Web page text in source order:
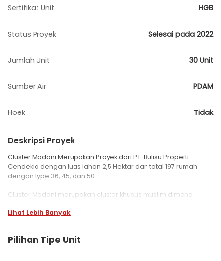
Sertifikat Unit HGB
Status Proyek Selesai pada 2022
Jumlah Unit 30 Unit
Sumber Air PDAM
Hoek Tidak
Deskripsi Proyek
Cluster Madani Merupakan Proyek dari PT. Bulisu Properti
Cendekia dengan luas lahan 2,5 Hektar dan total 197 rumah
dengan type 36, 45, dan 50.
Cluster Madani merupakan cluster khusus muslim dimana
fasilitas sarana ibadah yaitu Masjid dan taman serta aula.
Poros BSD – Parung sehingga banyak akses strategis di
Lihat Lebih Banyak
Pilihan Tipe Unit